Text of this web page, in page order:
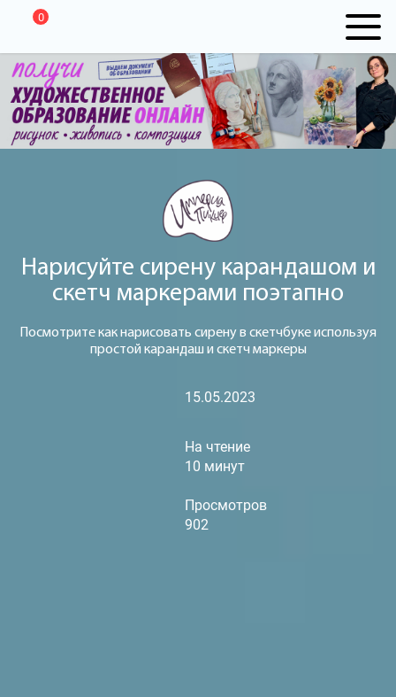
0
Нарисуйте сирену карандашом и
скетч маркерами поэтапно
Посмотрите как нарисовать сирену в скетчбуке используя
простой карандаш и скетч маркеры
15.05.2023
На чтение
10 минут
Просмотров
902